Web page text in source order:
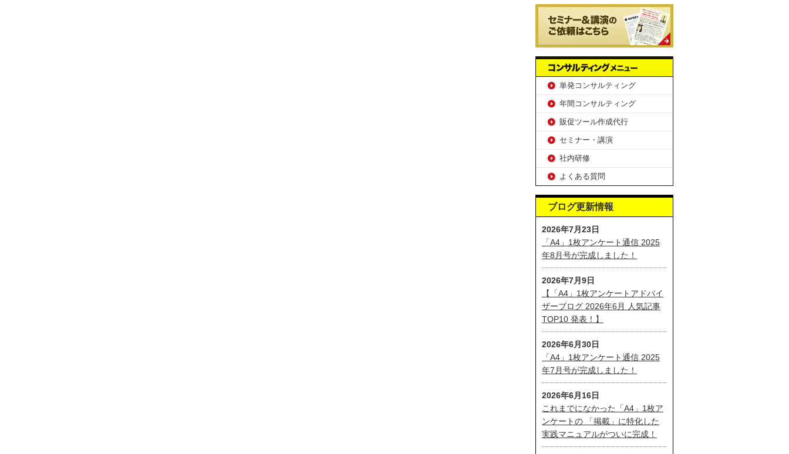
単発コンサルティング
年間コンサルティング
販促ツール作成代行
セミナー・講演
社内研修
よくある質問
ブログ更新情報
2026年7月23日
「A4」1枚アンケート通信 2025
年8月号が完成しました！
2026年7月9日
【「A4」1枚アンケートアドバイ
ザーブログ 2026年6月 人気記事
TOP10 発表！】
2026年6月30日
「A4」1枚アンケート通信 2025
年7月号が完成しました！
2026年6月16日
これまでになかった「A4」1枚ア
ンケートの 「掲載」に特化した
実践マニュアルがついに完成！